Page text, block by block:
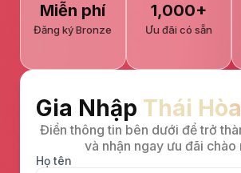
Miễn phí
Đăng ký Bronze
1,000+
Ưu đãi có sẵn
Gia Nhập Thái
Điền thông tin bên dưới để trở
và nhận ngay ưu đãi chào
Họ tên